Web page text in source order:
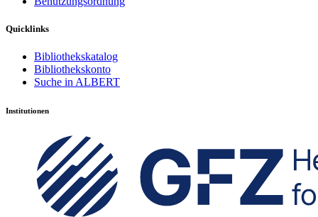
Quicklinks
Bibliothekskatalog
Bibliothekskonto
Suche in ALBERT
Institutionen